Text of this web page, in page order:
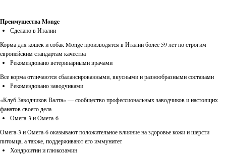
Преимущества Monge
Сделано в Италии
Корма для кошек и собак Monge производятся в Италии более 59 лет по строгим
европейским стандартам качества
Рекомендовано ветеринарными врачами
Все корма отличаются сбалансированными, вкусными и разнообразными составами
Рекомендовано заводчиками
«Клуб Заводчиков Валта» — сообщество профессиональных заводчиков и настоящих
фанатов своего дела
Омега-3 и Омега-6
Омега-3 и Омега-6 оказывают положительное влияние на здоровье кожи и шерсти
питомца, а также, поддерживают его иммунитет
Хондроитин и глюкозамин